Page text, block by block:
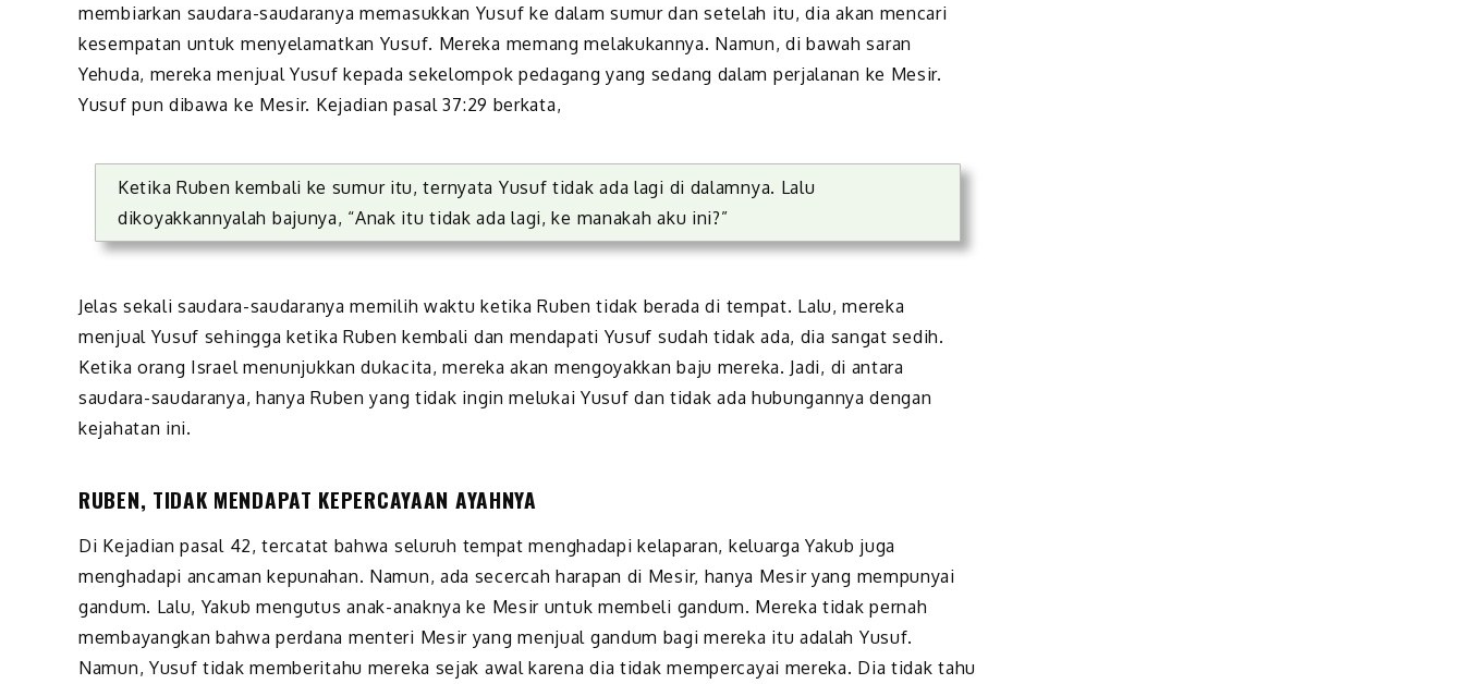
membiarkan saudara-saudaranya memasukkan Yusuf ke dalam sumur dan setelah itu, dia akan mencari
kesempatan untuk menyelamatkan Yusuf. Mereka memang melakukannya. Namun, di bawah saran
Yehuda, mereka menjual Yusuf kepada sekelompok pedagang yang sedang dalam perjalanan ke Mesir.
Yusuf pun dibawa ke Mesir. Kejadian pasal 37:29 berkata,
Ketika Ruben kembali ke sumur itu, ternyata Yusuf tidak ada lagi di dalamnya. Lalu
dikoyakkannyalah bajunya, “Anak itu tidak ada lagi, ke manakah aku ini?”
Jelas sekali saudara-saudaranya memilih waktu ketika Ruben tidak berada di tempat. Lalu, mereka
menjual Yusuf sehingga ketika Ruben kembali dan mendapati Yusuf sudah tidak ada, dia sangat sedih.
Ketika orang Israel menunjukkan dukacita, mereka akan mengoyakkan baju mereka. Jadi, di antara
saudara-saudaranya, hanya Ruben yang tidak ingin melukai Yusuf dan tidak ada hubungannya dengan
kejahatan ini.
RUBEN, TIDAK MENDAPAT KEPERCAYAAN AYAHNYA
Di Kejadian pasal 42, tercatat bahwa seluruh tempat menghadapi kelaparan, keluarga Yakub juga
menghadapi ancaman kepunahan. Namun, ada secercah harapan di Mesir, hanya Mesir yang mempunyai
gandum. Lalu, Yakub mengutus anak-anaknya ke Mesir untuk membeli gandum. Mereka tidak pernah
membayangkan bahwa perdana menteri Mesir yang menjual gandum bagi mereka itu adalah Yusuf.
Namun, Yusuf tidak memberitahu mereka sejak awal karena dia tidak mempercayai mereka. Dia tidak tahu